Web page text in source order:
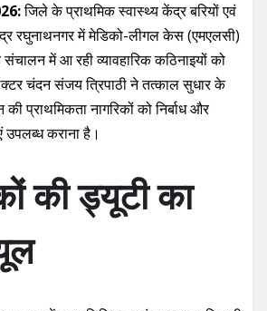
जिले के प्राथमिक स्वास्थ्य केंद्र बरियों एवं
रघुनाथनगर में मेडिको-लीगल केस (एमएलसी)
संचालन में आ रही व्यावहारिक कठिनाइयों को
चंदन संजय त्रिपाठी ने तत्काल सुधार के
की प्राथमिकता नागरिकों को निर्बाध और
उपलब्ध कराना है।
की ड्यूटी का